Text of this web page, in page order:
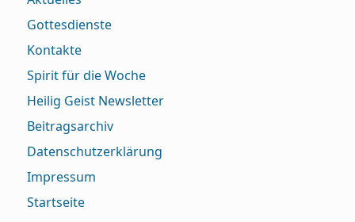
Gottesdienste
Kontakte
Spirit für die Woche
Heilig Geist Newsletter
Beitragsarchiv
Datenschutzerklärung
Impressum
Startseite